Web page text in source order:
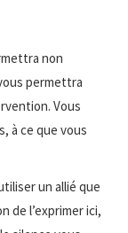
non
permettra
Vous
à ce que vous
un allié que
de l’exprimer ici,